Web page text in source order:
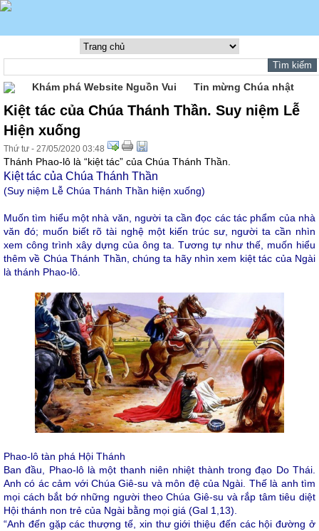
Khám phá Website Nguồn Vui Tin mừng Chúa nhật
Kiệt tác của Chúa Thánh Thần. Suy niệm Lễ
Hiện xuống
Thứ tư - 27/05/2020 03:48
Thánh Phao-lô là “kiệt tác” của Chúa Thánh Thần.
Kiệt tác của Chúa Thánh Thần
(Suy niệm Lễ Chúa Thánh Thần hiện xuống)
Muốn tìm hiểu một nhà văn, người ta cần đọc các tác phẩm của nhà
văn đó; muốn biết rõ tài nghệ một kiến trúc sư, người ta cần nhìn
xem công trình xây dựng của ông ta. Tương tự như thế, muốn hiểu
thêm về Chúa Thánh Thần, chúng ta hãy nhìn xem kiệt tác của Ngài
là thánh Phao-lô.
Phao-lô tàn phá Hội Thánh
Ban đầu, Phao-lô là một thanh niên nhiệt thành trong đạo Do Thái.
Anh có ác cảm với Chúa Giê-su và môn đệ của Ngài. Thế là anh tìm
mọi cách bắt bớ những người theo Chúa Giê-su và rắp tâm tiêu diệt
Hội thánh non trẻ của Ngài bằng mọi giá (Gal 1,13).
“Anh đến gặp các thượng tế, xin thư giới thiệu đến các hội đường ở